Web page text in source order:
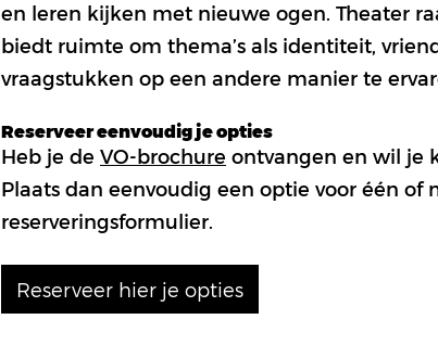
en leren kijken met nieuwe ogen. Theater
biedt ruimte om thema’s als identiteit,
vraagstukken op een andere manier te
Reserveer eenvoudig je opties
Heb je de VO-brochure ontvangen en wil je
Plaats dan eenvoudig een optie voor één of
reserveringsformulier.
Reserveer hier je opties